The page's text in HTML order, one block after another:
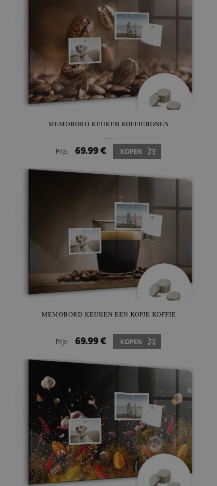
MEMOBORD KEUKEN KOFFIEBONEN
Prijs: 69.99 € KOPEN
MEMOBORD KEUKEN EEN KOPJE KOFFIE
Prijs: 69.99 € KOPEN